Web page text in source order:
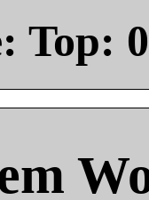
Top: 0